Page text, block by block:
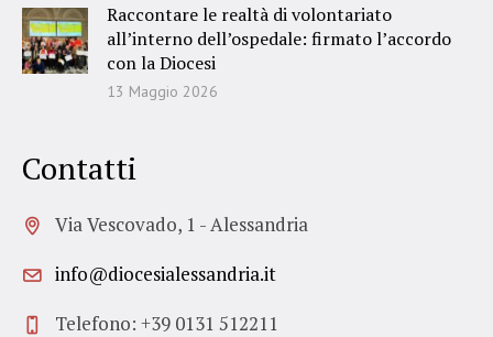
Raccontare le realtà di volontariato
all’interno dell’ospedale: firmato l’accordo
con la Diocesi
13 Maggio 2026
Contatti
Via Vescovado, 1 - Alessandria
info@diocesialessandria.it
Telefono: +39 0131 512211